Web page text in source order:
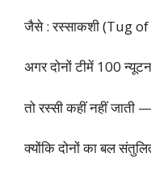
जैसे : रस्साकशी (Tug of
अगर दोनों टीमें 100
तो रस्सी कहीं नहीं जाती
क्योंकि दोनों का बल